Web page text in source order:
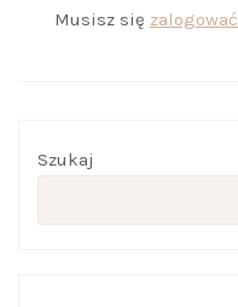
Musisz się zalogować
Szukaj